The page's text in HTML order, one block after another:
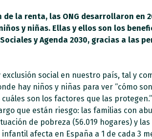
la renta, las ONG desarrollaron en
y niñas. Ellas y ellos son los
y Agenda 2030, gracias a las
social en nuestro país, tal y
hay niños y niñas para ver “cómo
son los factores que las
que están riesgo: las familias con
de pobreza (56.019 hogares) y
afecta en España a 1 de cada 3